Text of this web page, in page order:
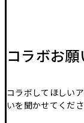
コラボお願
コラボしてほしい
いを聞かせてくださ